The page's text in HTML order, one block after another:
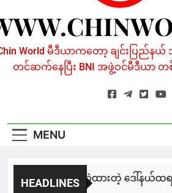
World မီဒီယာကတော့ ချင်းပြည်န
တင်ဆက်နေပြီး BNI အဖွဲ့ဝင်မီဒီယာ
MENU
HEADLINES
မြင်းချေးနဲ့ ရေးဆွဲထားတဲ့ ဒေါ်နယ်ထရ